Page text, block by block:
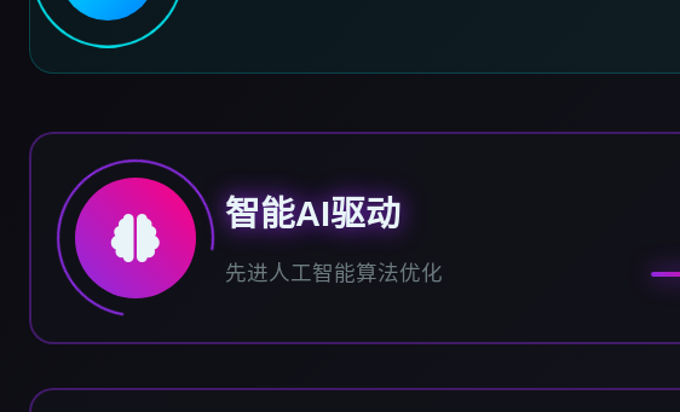
智能AI驱动
先进人工智能算法优化